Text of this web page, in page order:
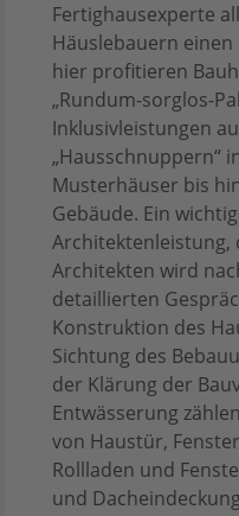
Fertighausexperte
Häuslebauern
hier profitieren
„Rundum-sorglos-
Inklusivleistungen
„Hausschnuppern“
Musterhäuser bis
Gebäude. Ein
Architektenleistung,
Architekten wird
detaillierten
Konstruktion des
Sichtung des
der Klärung der
Entwässerung
von Haustür,
Rollladen und
und